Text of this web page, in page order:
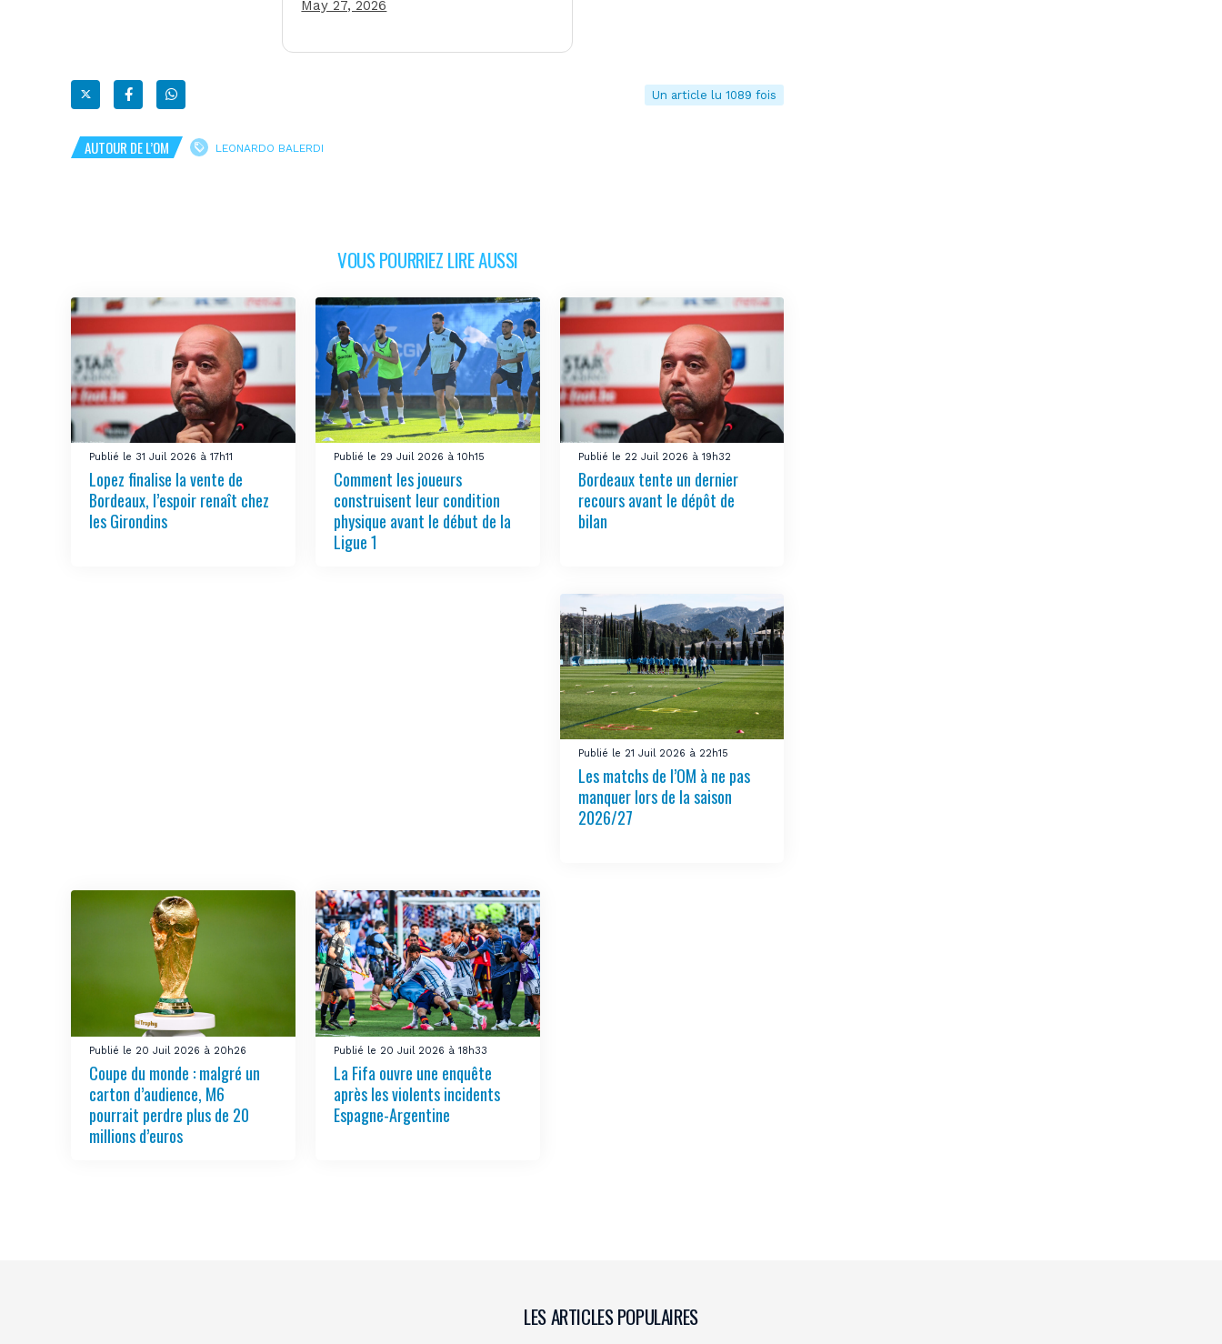
May 27, 2026
Un article lu 1089 fois
AUTOUR DE L’OM LEONARDO BALERDI
VOUS POURRIEZ LIRE AUSSI
Publié le 31 Juil 2026 à 17h11
Lopez finalise la vente de
Bordeaux, l’espoir renaît chez
les Girondins
Publié le 29 Juil 2026 à 10h15
Comment les joueurs
construisent leur condition
physique avant le début de la
Ligue 1
Publié le 22 Juil 2026 à 19h32
Bordeaux tente un dernier
recours avant le dépôt de
bilan
Publié le 21 Juil 2026 à 22h15
Les matchs de l’OM à ne pas
manquer lors de la saison
2026/27
Publié le 20 Juil 2026 à 20h26
Coupe du monde : malgré un
carton d’audience, M6
pourrait perdre plus de 20
millions d’euros
Publié le 20 Juil 2026 à 18h33
La Fifa ouvre une enquête
après les violents incidents
Espagne-Argentine
LES ARTICLES POPULAIRES